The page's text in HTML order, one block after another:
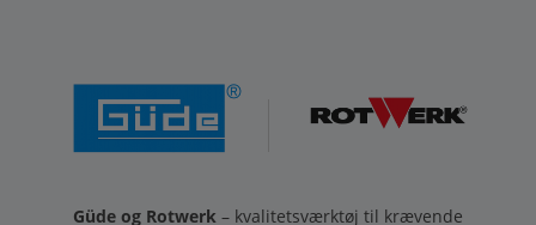
Güde og Rotwerk – kvalitetsværktøj til krævende